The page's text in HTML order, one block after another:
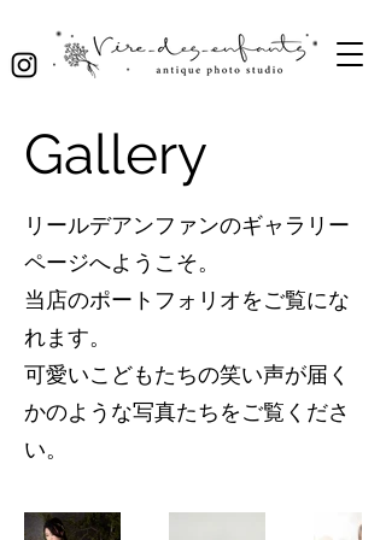
Gallery
リールデアンファンのギャラリー
ページへようこそ。
当店のポートフォリオをご覧にな
れます。
可愛いこどもたちの笑い声が届く
かのような写真たちをご覧くださ
い。